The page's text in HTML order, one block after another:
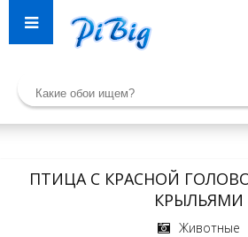
ПТИЦА С КРАСНОЙ
КРЫЛЬЯМИ
Животные